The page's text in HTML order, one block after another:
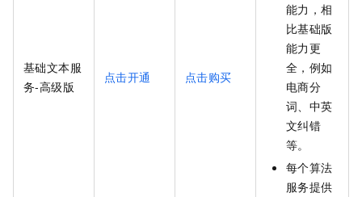
基础文本服
务-高级版
点击开通 点击购买
能力，相
比基础版
能力更
全，例如
电商分
词、中英
文纠错
等。
每个算法
服务提供